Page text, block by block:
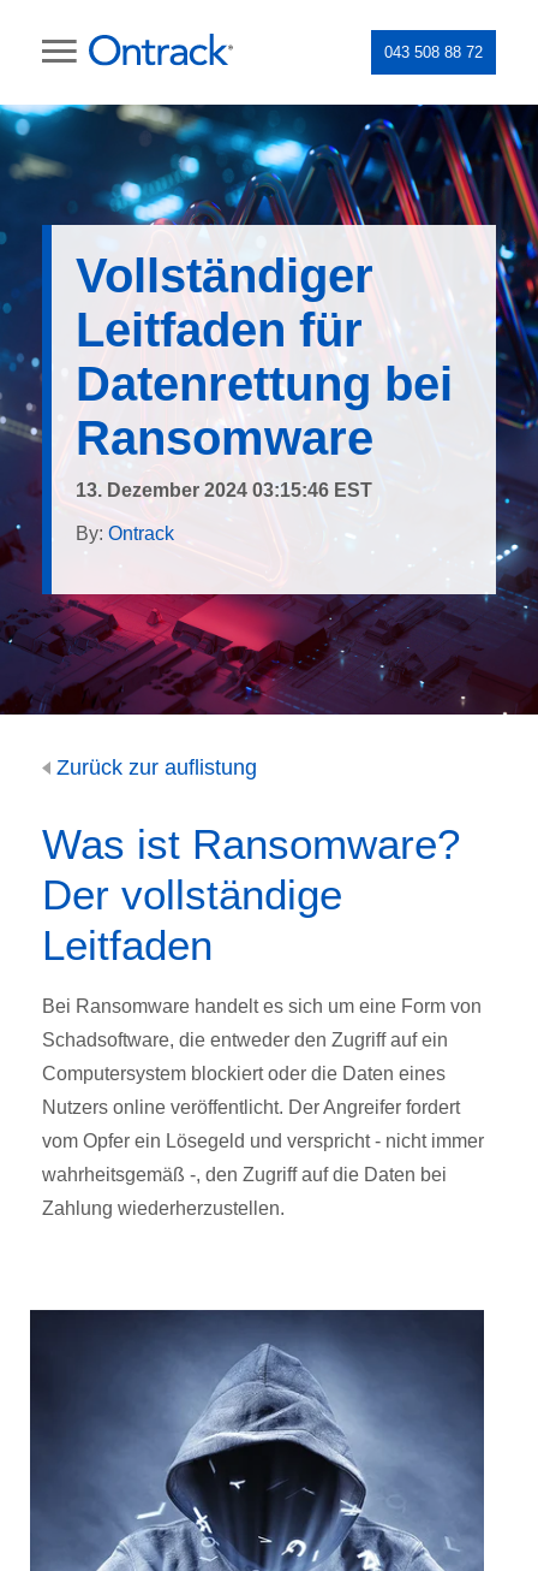
043 508 88 72
Vollständiger
Leitfaden für
Datenrettung bei
Ransomware
13. Dezember 2024 03:15:46 EST
By: Ontrack
Zurück zur auflistung
Was ist Ransomware?
Der vollständige
Leitfaden
Bei Ransomware handelt es sich um eine Form von
Schadsoftware, die entweder den Zugriff auf ein
Computersystem blockiert oder die Daten eines
Nutzers online veröffentlicht. Der Angreifer fordert
vom Opfer ein Lösegeld und verspricht - nicht immer
wahrheitsgemäß -, den Zugriff auf die Daten bei
Zahlung wiederherzustellen.